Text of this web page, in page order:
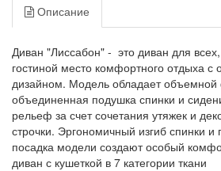
Описание
Диван "Лиссабон" - это диван для
гостиной место комфортного отдыха с
дизайном. Модель обладает объемной
объединенная подушка спинки и
рельеф за счет сочетания утяжек и
строчки. Эргономичный изгиб спинки и
посадка модели создают особый
диван с кушеткой в 7 категории ткани